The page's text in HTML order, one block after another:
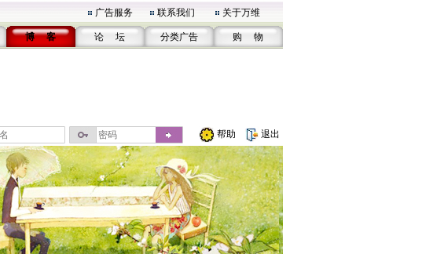
广告服务 联系我们 关于万维
博 客 论 坛 分类广告 购 物
帮助 退出